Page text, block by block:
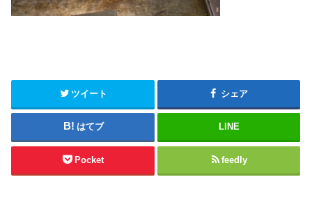
ツイート シェア
はてブ LINE
Pocket feedly